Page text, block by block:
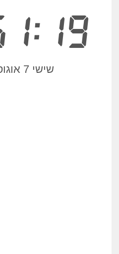
שישי 7 אוגוסט 2026